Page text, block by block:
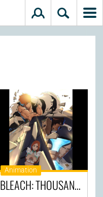
Animation
BLEACH: THOUSAND-YEAR BLOOD WAR - THE CALAMITY